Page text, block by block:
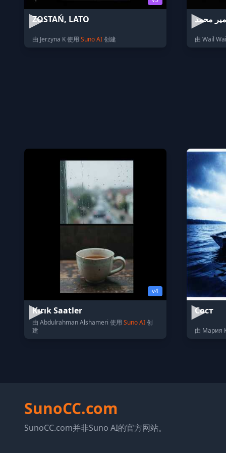
ZOSTAŃ, LATO
由 Jerzyna K 使用 Suno AI创建
محمد
由 Wail
v4
Kırık Saatler
由 Abdulrahman Alshameri 使用 Suno AI创
建
Сост
由 Мария
SunoCC.com
SunoCC.com并非Suno AI的官方网站。